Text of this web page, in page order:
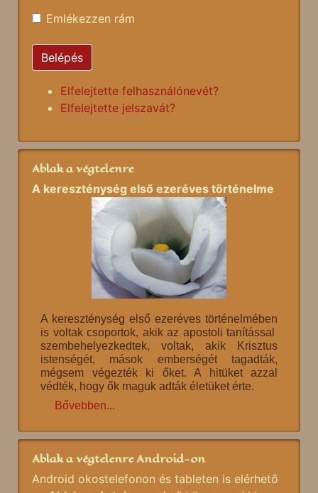
Emlékezzen rám
Belépés
Elfelejtette felhasználónevét?
Elfelejtette jelszavát?
Ablak a végtelenre
A kereszténység első ezeréves történelme
A kereszténység első ezeréves történelmében
is voltak csoportok, akik az apostoli tanítással
szembehelyezkedtek, voltak, akik Krisztus
istenségét, mások emberségét tagadták,
mégsem végezték ki őket. A hitüket azzal
védték, hogy ők maguk adták életüket érte.
Bővebben...
Ablak a végtelenre Android-on
Android okostelefonon és tableten is elérhető